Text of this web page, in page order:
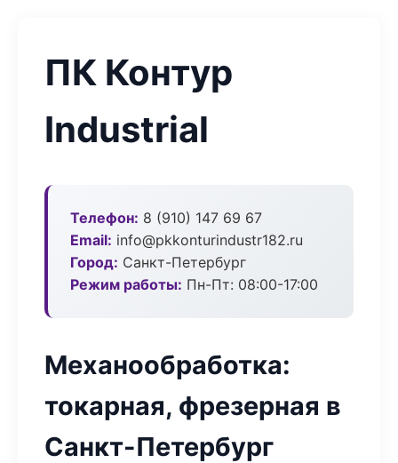
ПК Контур
Industrial
Телефон: 8 (910) 147 69 67
Email: info@pkkonturindustr182.ru
Город: Санкт-Петербург
Режим работы: Пн-Пт: 08:00-17:00
Механообработка:
токарная, фрезерная в
Санкт-Петербург